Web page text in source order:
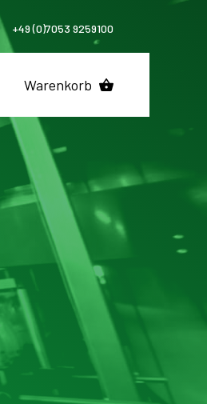
+49 (0)7053 9259100
Warenkorb